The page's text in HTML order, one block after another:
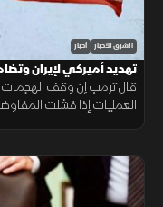
الشرق للأخبار أخبار
تهديد أميركي لإيران
قال ترمب إن وقف الهجمات
العمليات إذا فشلت